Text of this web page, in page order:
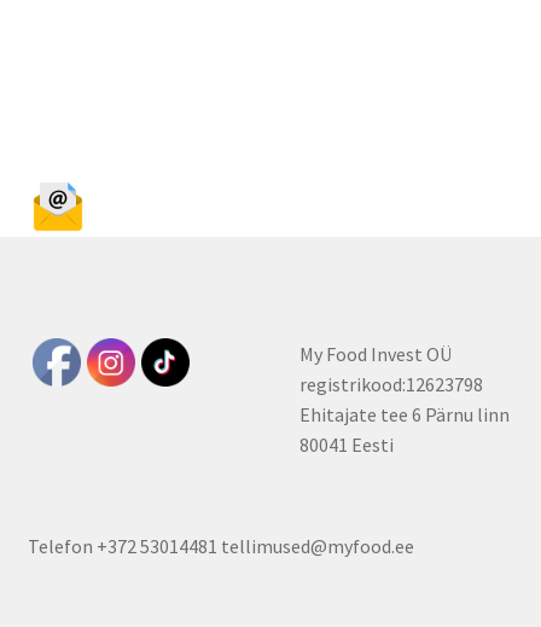
My Food Invest OÜ
registrikood:12623798
Ehitajate tee 6 Pärnu linn
80041 Eesti
Telefon +372 53014481 tellimused@myfood.ee